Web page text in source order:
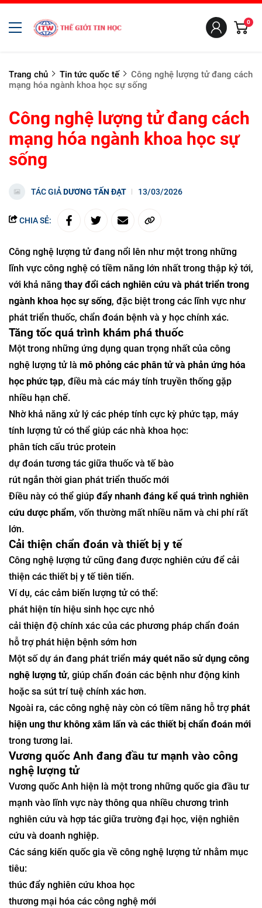
0
Trang chủ Tin tức quốc tế
Công nghệ lượng tử đang cách
mạng hóa ngành khoa học sự sống
Công nghệ lượng tử đang cách
mạng hóa ngành khoa học sự
sống
TÁC GIẢDƯƠNG TẤN ĐẠT 13/03/2026
CHIA SẺ:
Công nghệ lượng tử đang nổi lên như một trong những
lĩnh vực công nghệ có tiềm năng lớn nhất trong thập kỷ tới,
với khả năng thay đổi cách nghiên cứu và phát triển trong
ngành khoa học sự sống, đặc biệt trong các lĩnh vực như
phát triển thuốc, chẩn đoán bệnh và y học chính xác.
Tăng tốc quá trình khám phá thuốc
Một trong những ứng dụng quan trọng nhất của công
nghệ lượng tử là mô phỏng các phân tử và phản ứng hóa
học phức tạp, điều mà các máy tính truyền thống gặp
nhiều hạn chế.
Nhờ khả năng xử lý các phép tính cực kỳ phức tạp, máy
tính lượng tử có thể giúp các nhà khoa học:
phân tích cấu trúc protein
dự đoán tương tác giữa thuốc và tế bào
rút ngắn thời gian phát triển thuốc mới
Điều này có thể giúp đẩy nhanh đáng kể quá trình nghiên
cứu dược phẩm, vốn thường mất nhiều năm và chi phí rất
lớn.
Cải thiện chẩn đoán và thiết bị y tế
Công nghệ lượng tử cũng đang được nghiên cứu để cải
thiện các thiết bị y tế tiên tiến.
Ví dụ, các cảm biến lượng tử có thể:
phát hiện tín hiệu sinh học cực nhỏ
cải thiện độ chính xác của các phương pháp chẩn đoán
hỗ trợ phát hiện bệnh sớm hơn
Một số dự án đang phát triển máy quét não sử dụng công
nghệ lượng tử, giúp chẩn đoán các bệnh như động kinh
hoặc sa sút trí tuệ chính xác hơn.
Ngoài ra, các công nghệ này còn có tiềm năng hỗ trợphát
hiện ung thư không xâm lấn và các thiết bị chẩn đoán mới
trong tương lai.
Vương quốc Anh đang đầu tư mạnh vào công
nghệ lượng tử
Vương quốc Anh hiện là một trong những quốc gia đầu tư
mạnh vào lĩnh vực này thông qua nhiều chương trình
nghiên cứu và hợp tác giữa trường đại học, viện nghiên
cứu và doanh nghiệp.
Các sáng kiến quốc gia về công nghệ lượng tử nhằm mục
tiêu:
thúc đẩy nghiên cứu khoa học
thương mại hóa các công nghệ mới